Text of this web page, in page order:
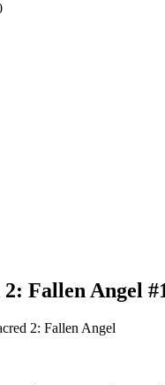
Fallen Angel
2: Fallen Angel